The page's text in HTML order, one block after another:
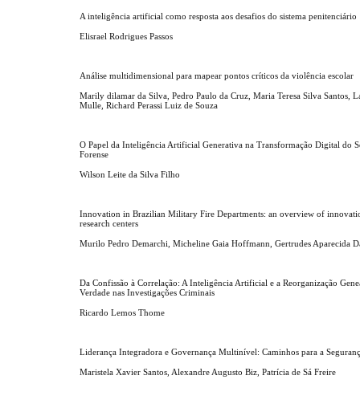
A inteligência artificial como resposta aos desafios do sistema penitenciário
Elisrael Rodrigues Passos
Análise multidimensional para mapear pontos críticos da violência escolar
Marily dilamar da Silva, Pedro Paulo da Cruz, Maria Teresa Silva Santos,
Mulle, Richard Perassi Luiz de Souza
O Papel da Inteligência Artificial Generativa na Transformação Digital do
Forense
Wilson Leite da Silva Filho
Innovation in Brazilian Military Fire Departments: an overview of
research centers
Murilo Pedro Demarchi, Micheline Gaia Hoffmann, Gertrudes Aparecida
Da Confissão à Correlação: A Inteligência Artificial e a Reorganização
Verdade nas Investigações Criminais
Ricardo Lemos Thome
Liderança Integradora e Governança Multinível: Caminhos para a
Maristela Xavier Santos, Alexandre Augusto Biz, Patrícia de Sá Freire